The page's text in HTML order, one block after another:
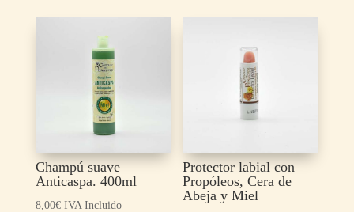
Champú suave
Anticaspa. 400ml
8,00€ IVA Incluido
Protector labial con
Propóleos, Cera de
Abeja y Miel